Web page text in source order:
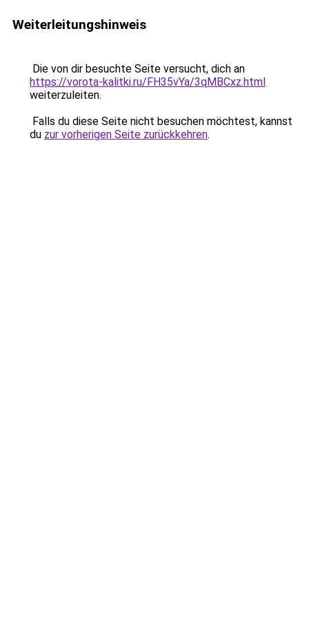
Weiterleitungshinweis
Die von dir besuchte Seite versucht, dich an
https://vorota-kalitki.ru/FH35vYa/3qMBCxz.html
weiterzuleiten.
Falls du diese Seite nicht besuchen möchtest, kannst
du zur vorherigen Seite zurückkehren.